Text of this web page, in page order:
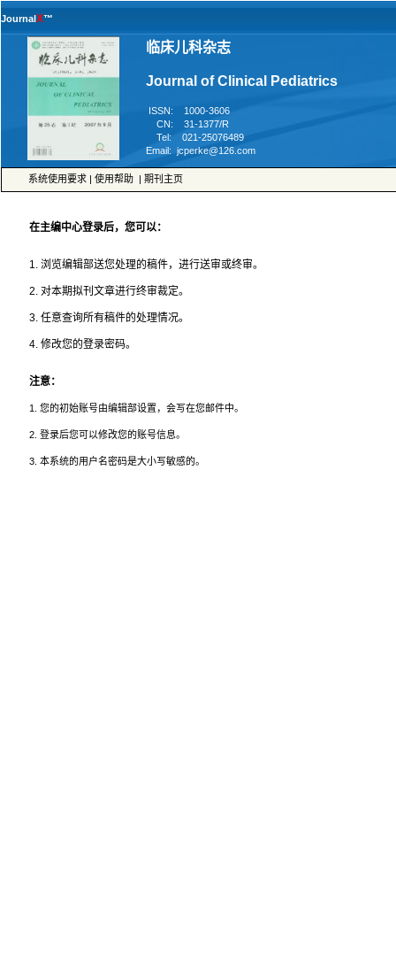
™
ISSN: 1000-3606
CN: 31-1377/R
Tel: 021-25076489
| |
4. 修改您的登录密码。